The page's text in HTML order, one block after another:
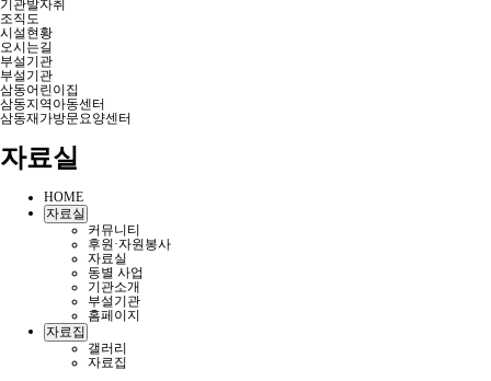
기관발자취
조직도
시설현황
오시는길
부설기관
부설기관
삼동어린이집
삼동지역아동센터
삼동재가방문요양센터
자료실
HOME
자료실
커뮤니티
후원·자원봉사
자료실
동별 사업
기관소개
부설기관
홈페이지
자료집
갤러리
자료집